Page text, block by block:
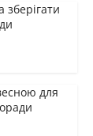
для